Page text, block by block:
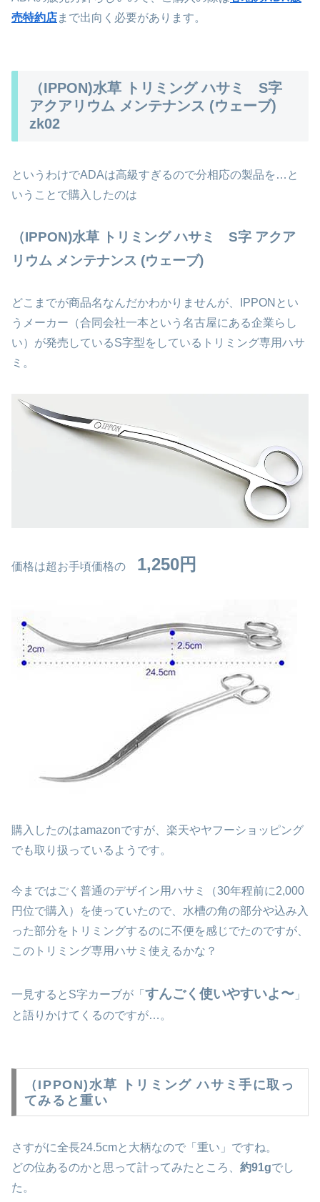
売特約店まで出向く必要があります。
（IPPON)水草 トリミング ハサミ S字
アクアリウム メンテナンス (ウェーブ)
zk02
というわけでADAは高級すぎるので分相応の製品を…と
いうことで購入したのは
（IPPON)水草 トリミング ハサミ S字 アクア
リウム メンテナンス (ウェーブ)
どこまでが商品名なんだかわかりませんが、IPPONとい
うメーカー（合同会社一本という名古屋にある企業らし
い）が発売しているS字型をしているトリミング専用ハサ
ミ。
価格は超お手頃価格の 1,250円
購入したのはamazonですが、楽天やヤフーショッピング
でも取り扱っているようです。
今まではごく普通のデザイン用ハサミ（30年程前に2,000
円位で購入）を使っていたので、水槽の角の部分や込み入
った部分をトリミングするのに不便を感じでたのですが、
このトリミング専用ハサミ使えるかな？
一見するとS字カーブが「 すんごく使いやすいよ〜 」
と語りかけてくるのですが…。
（IPPON)水草 トリミング ハサミ手に取っ
てみると重い
さすがに全長24.5cmと大柄なので「重い」ですね。
どの位あるのかと思って計ってみたところ、 約91gでし
た。